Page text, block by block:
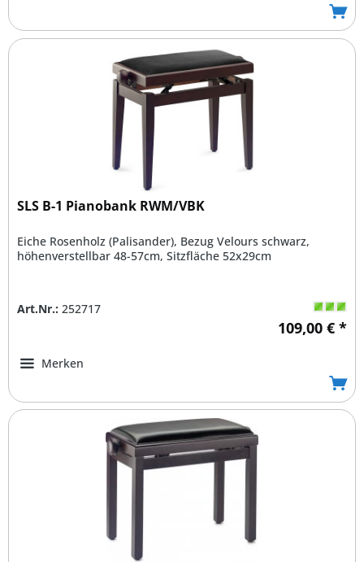
SLS B-1 Pianobank RWM/VBK
Eiche Rosenholz (Palisander), Bezug Velours schwarz,
höhenverstellbar 48-57cm, Sitzfläche 52x29cm
Art.Nr.: 252717
109,00 € *
Merken